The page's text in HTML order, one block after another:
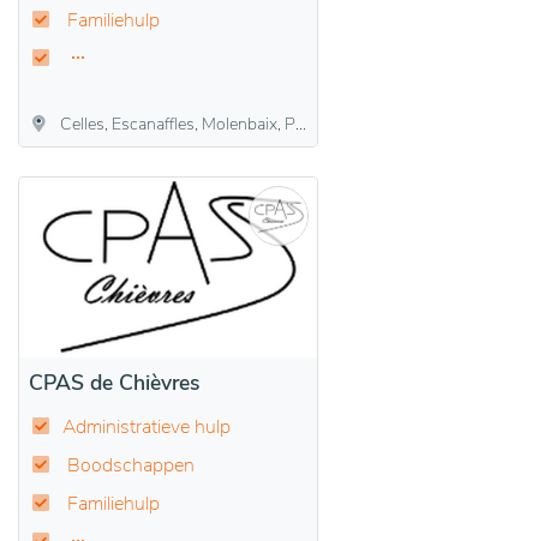
Familiehulp
Celles, Escanaffles, Molenbaix, Popuelles, Pottes, Velaines
CPAS de Chièvres
Administratieve hulp
Boodschappen
Familiehulp